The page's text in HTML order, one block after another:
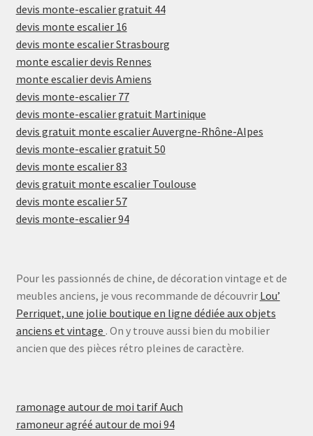
devis monte-escalier gratuit 44
devis monte escalier 16
devis monte escalier Strasbourg
monte escalier devis Rennes
monte escalier devis Amiens
devis monte-escalier 77
devis monte-escalier gratuit Martinique
devis gratuit monte escalier Auvergne-Rhône-Alpes
devis monte-escalier gratuit 50
devis monte escalier 83
devis gratuit monte escalier Toulouse
devis monte escalier 57
devis monte-escalier 94
Pour les passionnés de chine, de décoration vintage et de
meubles anciens, je vous recommande de découvrir Lou’
Perriquet, une jolie boutique en ligne dédiée aux objets
anciens et vintage . On y trouve aussi bien du mobilier
ancien que des pièces rétro pleines de caractère.
ramonage autour de moi tarif Auch
ramoneur agréé autour de moi 94